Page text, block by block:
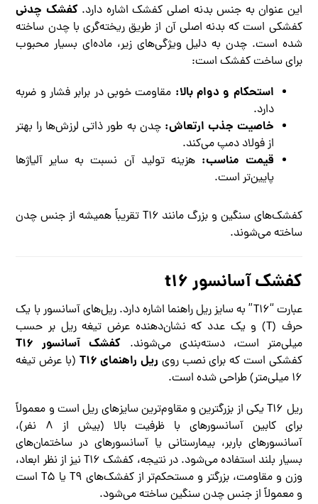
این عنوان به جنس بدنه اصلی کفشک اشاره دارد.کفشک چدنی
کفشکی است که بدنه اصلی آن از طریق ریخته‌گری با چدن ساخته
شده است. چدن به دلیل ویژگی‌های زیر، ماده‌ای بسیار محبوب
برای ساخت کفشک است:
استحکام و دوام بالا: مقاومت خوبی در برابر فشار و ضربه
دارد.
خاصیت جذب ارتعاش: چدن به طور ذاتی لرزش‌ها را بهتر
از فولاد دمپ می‌کند.
قیمت مناسب: هزینه تولید آن نسبت به سایر آلیاژها
پایین‌تر است.
کفشک‌های سنگین و بزرگ مانند T۱۶ تقریباً همیشه از جنس چدن
ساخته می‌شوند.
کفشک آسانسور t۱۶
عبارت “T۱۶” به سایز ریل راهنما اشاره دارد. ریل‌های آسانسور با یک
حرف (T) و یک عدد که نشان‌دهنده عرض تیغه ریل بر حسب
میلی‌متر است، دسته‌بندی می‌شوند. کفشک آسانسور T۱۶
کفشکی است که برای نصب روی ریل راهنمای T۱۶
(با عرض تیغه
۱۶ میلی‌متر) طراحی شده است.
ریل T۱۶ یکی از بزرگترین و مقاوم‌ترین سایزهای ریل است و معمولاً
برای کابین آسانسورهای با ظرفیت بالا (بیش از ۸ نفر)،
آسانسورهای باربر، بیمارستانی یا آسانسورهای در ساختمان‌های
بسیار بلند استفاده می‌شود. در نتیجه، کفشک T۱۶ نیز از نظر ابعاد،
وزن و مقاومت، بزرگتر و مستحکم‌تر از کفشک‌های T۹ یا T۵ است
و معمولاً از جنس چدن سنگین ساخته می‌شود.